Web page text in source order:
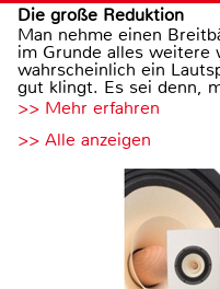
Die große Reduktion
Man nehme einen
im Grunde alles weitere
wahrscheinlich ein
gut klingt. Es sei denn,
>> Mehr erfahren
>> Alle anzeigen